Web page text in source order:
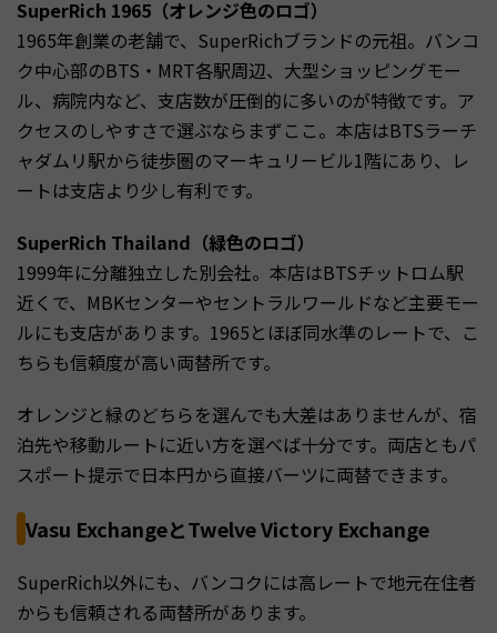
SuperRich 1965（オレンジ色のロゴ）
1965年創業の老舗で、SuperRichブランドの元祖。バンコ
ク中心部のBTS・MRT各駅周辺、大型ショッピングモー
ル、病院内など、支店数が圧倒的に多いのが特徴です。ア
クセスのしやすさで選ぶならまずここ。本店はBTSラーチ
ャダムリ駅から徒歩圏のマーキュリービル1階にあり、レ
ートは支店より少し有利です。
SuperRich Thailand（緑色のロゴ）
1999年に分離独立した別会社。本店はBTSチットロム駅
近くで、MBKセンターやセントラルワールドなど主要モー
ルにも支店があります。1965とほぼ同水準のレートで、こ
ちらも信頼度が高い両替所です。
オレンジと緑のどちらを選んでも大差はありませんが、宿
泊先や移動ルートに近い方を選べば十分です。両店ともパ
スポート提示で日本円から直接バーツに両替できます。
Vasu ExchangeとTwelve Victory Exchange
SuperRich以外にも、バンコクには高レートで地元在住者
からも信頼される両替所があります。